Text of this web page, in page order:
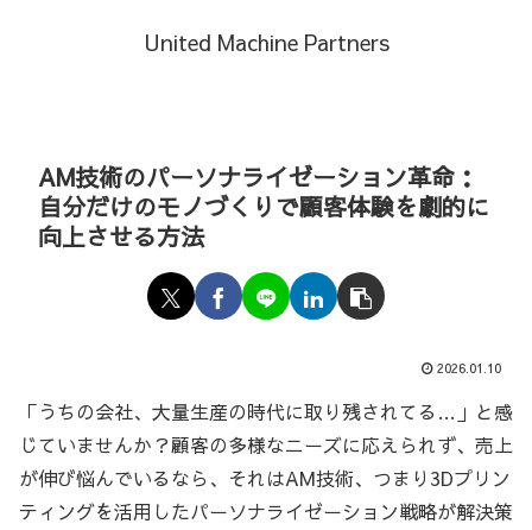
United Machine Partners
AM技術のパーソナライゼーション革命：
自分だけのモノづくりで顧客体験を劇的に
向上させる方法
2026.01.10
「うちの会社、大量生産の時代に取り残されてる…」と感
じていませんか？顧客の多様なニーズに応えられず、売上
が伸び悩んでいるなら、それはAM技術、つまり3Dプリン
ティングを活用したパーソナライゼーション戦略が解決策